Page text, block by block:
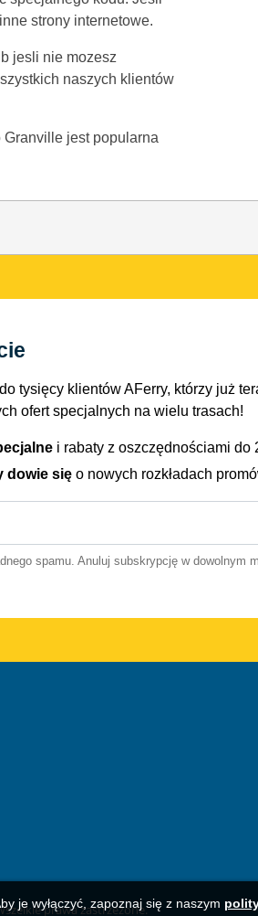
strony internetowe.
jesli nie mozesz
naszych klientów
jest popularna
tysięcy klientów AFerry, którzy już
ofert specjalnych na wielu trasach!
i rabaty z oszczędnościami do
dowie się o nowych rozkładach
spamu. Anuluj subskrypcję w dowolnym
prawa zastrzeżone.
je wyłączyć, zapoznaj się z naszym